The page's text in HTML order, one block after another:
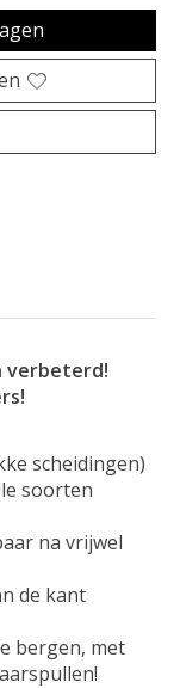
verbeterd!
scheidingen)
soorten
na vrijwel
de kant
bergen, met